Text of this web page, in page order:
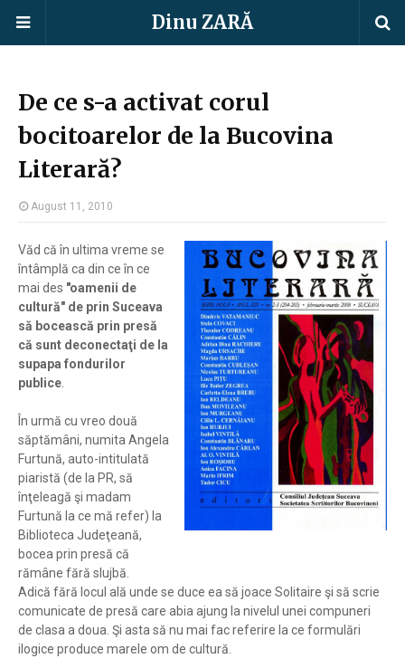
Dinu ZARĂ
De ce s-a activat corul
bocitoarelor de la Bucovina
Literară?
August 11, 2010
Văd că în ultima vreme se
întâmplă ca din ce în ce
mai des "oamenii de
cultură" de prin Suceava
să bocească prin presă
că sunt deconectaţi de la
supapa fondurilor
publice
În urmă cu vreo două
săptămâni, numita Angela
Furtună, auto-intitulată
piaristă (de la PR, să
înţeleagă şi madam
Furtună la ce mă refer) la
Biblioteca Judeţeană,
bocea prin presă că
rămâne fără slujbă.
Adică fără locul ală unde se duce ea să joace Solitaire şi să scrie
comunicate de presă care abia ajung la nivelul unei compuneri
de clasa a doua. Şi asta să nu mai fac referire la ce formulări
ilogice produce marele om de cultură.